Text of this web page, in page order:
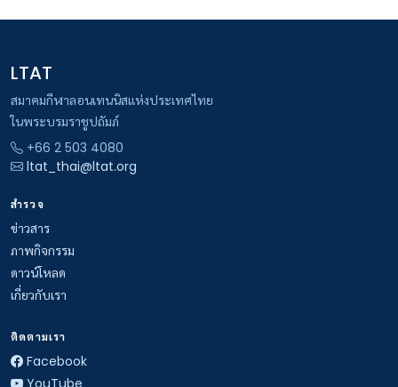
LTAT
สมาคมกีฬาลอนเทนนิสแห่งประเทศไทย
ในพระบรมราชูปถัมภ์
+66 2 503 4080
ltat_thai@ltat.org
สำรวจ
ข่าวสาร
ภาพกิจกรรม
ดาวน์โหลด
เกี่ยวกับเรา
ติดตามเรา
Facebook